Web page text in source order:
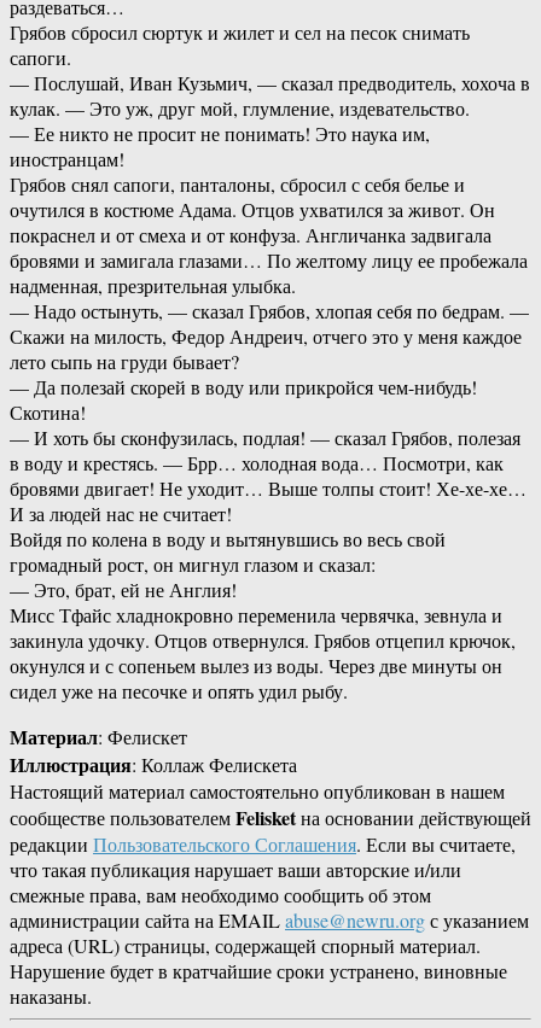
раздеваться…
Грябов сбросил сюртук и жилет и сел на песок снимать
сапоги.
— Послушай, Иван Кузьмич, — сказал предводитель, хохоча в
кулак. — Это уж, друг мой, глумление, издевательство.
— Ее никто не просит не понимать! Это наука им,
иностранцам!
Грябов снял сапоги, панталоны, сбросил с себя белье и
очутился в костюме Адама. Отцов ухватился за живот. Он
покраснел и от смеха и от конфуза. Англичанка задвигала
бровями и замигала глазами… По желтому лицу ее пробежала
надменная, презрительная улыбка.
— Надо остынуть, — сказал Грябов, хлопая себя по бедрам. —
Скажи на милость, Федор Андреич, отчего это у меня каждое
лето сыпь на груди бывает?
— Да полезай скорей в воду или прикройся чем-нибудь!
Скотина!
— И хоть бы сконфузилась, подлая! — сказал Грябов, полезая
в воду и крестясь. — Брр… холодная вода… Посмотри, как
бровями двигает! Не уходит… Выше толпы стоит! Хе-хе-хе…
И за людей нас не считает!
Войдя по колена в воду и вытянувшись во весь свой
громадный рост, он мигнул глазом и сказал:
— Это, брат, ей не Англия!
Мисс Тфайс хладнокровно переменила червячка, зевнула и
закинула удочку. Отцов отвернулся. Грябов отцепил крючок,
окунулся и с сопеньем вылез из воды. Через две минуты он
сидел уже на песочке и опять удил рыбу.
Материал: Фелискет
Иллюстрация: Коллаж Фелискета
Настоящий материал самостоятельно опубликован в нашем
сообществе пользователемFelisketна основании действующей
редакции Пользовательского Соглашения. Если вы считаете,
что такая публикация нарушает ваши авторские и/или
смежные права, вам необходимо сообщить об этом
администрации сайта на EMAILabuse@newru.orgс указанием
адреса (URL) страницы, содержащей спорный материал.
Нарушение будет в кратчайшие сроки устранено, виновные
наказаны.